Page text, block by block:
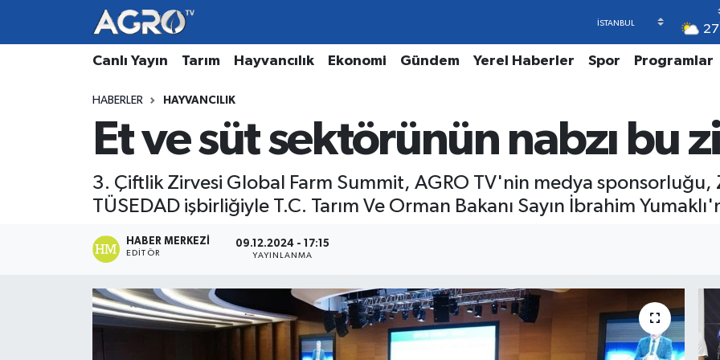
27
Canlı Yayın Tarım Hayvancılık Ekonomi Gündem Yerel Haberler Spor Programlar
HABERLER HAYVANCILIK
Et ve süt sektörünün nabzı bu
3. Çiftlik Zirvesi Global Farm Summit, AGRO TV'nin medya sponsorluğu,
TÜSEDAD işbirliğiyle T.C. Tarım Ve Orman Bakanı Sayın İbrahim
HABER MERKEZI
EDITÖR
09.12.2024 - 17:15
YAYINLANMA
Hava Durumu
Trafik Durumu
Süper Lig Puan Durumu ve Fikstür
Tüm Manşetler
Haber Arşivi